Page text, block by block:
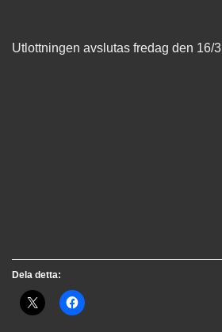
Utlottningen avslutas fredag den 16/3
Dela detta: